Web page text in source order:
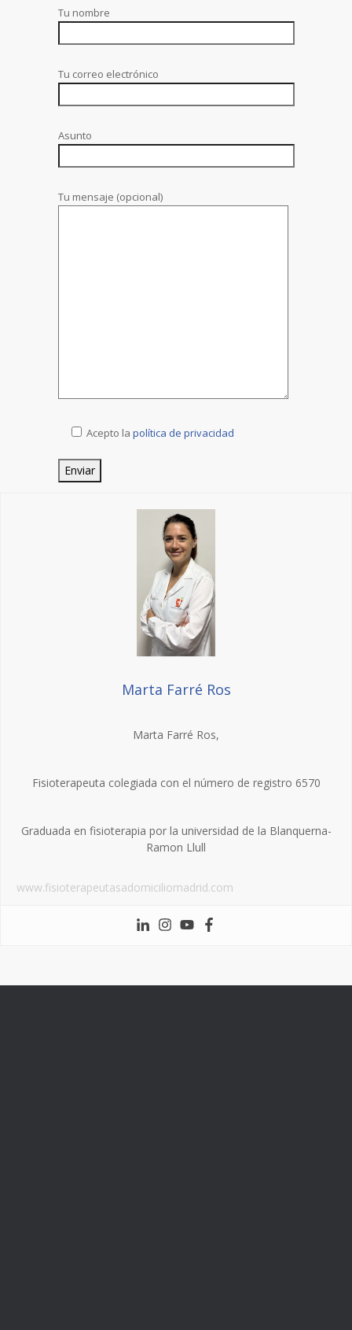
Tu nombre
Tu correo electrónico
Asunto
Tu mensaje (opcional)
Acepto la política de privacidad
Marta Farré Ros
Marta Farré Ros,
Fisioterapeuta colegiada con el número de registro 6570
Graduada en fisioterapia por la universidad de la Blanquerna-
Ramon Llull
www.fisioterapeutasadomiciliomadrid.com